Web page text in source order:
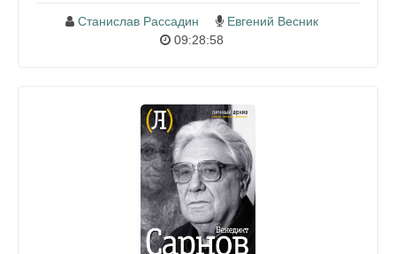
Станислав Рассадин
Евгений Весник
09:28:58